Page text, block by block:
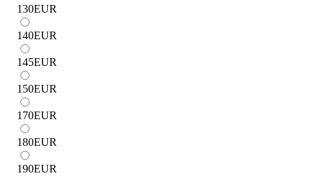
130EUR
140EUR
145EUR
150EUR
170EUR
180EUR
190EUR